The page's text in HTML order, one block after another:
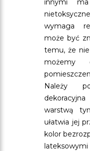
innymi ma
wymaga
może być
temu, że
możemy
Należy
warstwą
ułatwia jej
kolor